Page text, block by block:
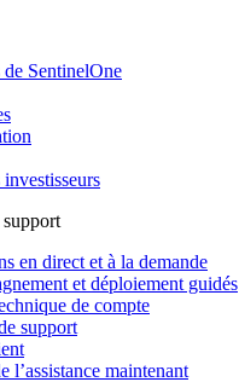
SentinelOne
en direct et à la demande
et déploiement guidés
de compte
support
l’assistance maintenant